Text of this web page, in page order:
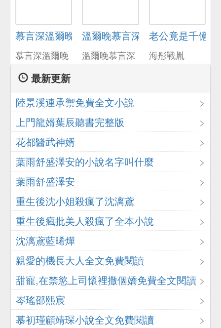
慕言深溫爾晚免費閱讀
慕言深溫爾晚
溫爾晚慕言深小說免費
溫爾晚慕言深
老公竟是千億
海彤戰胤
最新更新
陸景溪連承禦免費全文小說
上門龍婿葉辰聽書完整版
花都醫武神婿
葉雨舒盛澤安的小說名字叫什麼
葉雨舒盛澤安
重生後沈小姐殺瘋了沈漓鳶
重生後瘋批美人殺瘋了全本小說
沈漓鳶藍晞燁
親愛的機長大人全文免費閱讀
甜寵,在禁慾上司懷裡撒個嬌免費全文閱讀
岑瑤邵熙宸
慕初瑾顧靖琛小說全文免費閱讀